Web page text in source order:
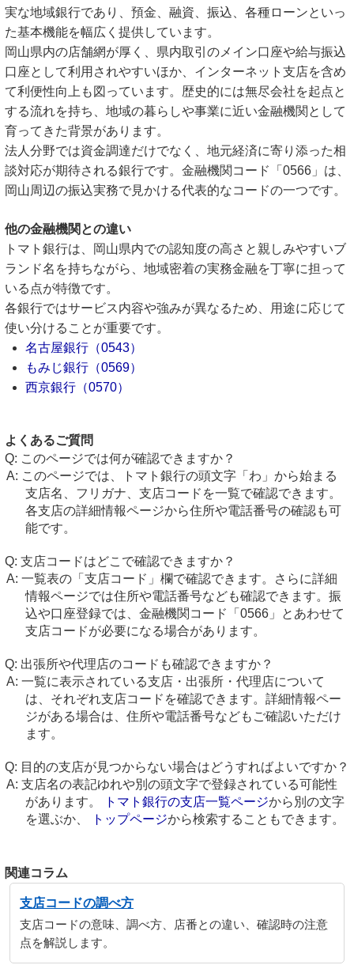
実な地域銀行であり、預金、融資、振込、各種ローンといっ
た基本機能を幅広く提供しています。
岡山県内の店舗網が厚く、県内取引のメイン口座や給与振込
口座として利用されやすいほか、インターネット支店を含め
て利便性向上も図っています。歴史的には無尽会社を起点と
する流れを持ち、地域の暮らしや事業に近い金融機関として
育ってきた背景があります。
法人分野では資金調達だけでなく、地元経済に寄り添った相
談対応が期待される銀行です。金融機関コード「0566」は、
岡山周辺の振込実務で見かける代表的なコードの一つです。
他の金融機関との違い
トマト銀行は、岡山県内での認知度の高さと親しみやすいブ
ランド名を持ちながら、地域密着の実務金融を丁寧に担って
いる点が特徴です。
各銀行ではサービス内容や強みが異なるため、用途に応じて
使い分けることが重要です。
名古屋銀行（0543）
もみじ銀行（0569）
西京銀行（0570）
よくあるご質問
このページでは何が確認できますか？
このページでは、トマト銀行の頭文字「わ」から始まる
支店名、フリガナ、支店コードを一覧で確認できます。
各支店の詳細情報ページから住所や電話番号の確認も可
能です。
支店コードはどこで確認できますか？
一覧表の「支店コード」欄で確認できます。さらに詳細
情報ページでは住所や電話番号なども確認できます。振
込や口座登録では、金融機関コード「0566」とあわせて
支店コードが必要になる場合があります。
出張所や代理店のコードも確認できますか？
一覧に表示されている支店・出張所・代理店について
は、それぞれ支店コードを確認できます。詳細情報ペー
ジがある場合は、住所や電話番号などもご確認いただけ
ます。
目的の支店が見つからない場合はどうすればよいですか？
支店名の表記ゆれや別の頭文字で登録されている可能性
があります。
トマト銀行の支店一覧ページから別の文字
を選ぶか、
トップページから検索することもできます。
関連コラム
支店コードの調べ方
支店コードの意味、調べ方、店番との違い、確認時の注意
点を解説します。